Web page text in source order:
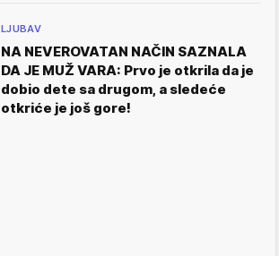
LJUBAV
NA NEVEROVATAN NAČIN SAZNALA
DA JE MUŽ VARA: Prvo je otkrila da je
dobio dete sa drugom, a sledeće
otkriće je još gore!